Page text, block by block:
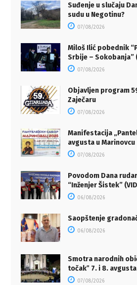
Suđenje u slučaju
sudu u Negotinu?
07/08/2026
Miloš Ilić pobednik
Srbije – Sokobanja”
07/08/2026
Objavljen program
Zaječaru
07/08/2026
Manifestacija
avgusta u Marinovcu
07/08/2026
Povodom Dana
“Inženjer Šistek”
06/08/2026
Saopštenje
06/08/2026
Smotra narodnih
točakˮ 7. i 8. avgusta
07/08/2026